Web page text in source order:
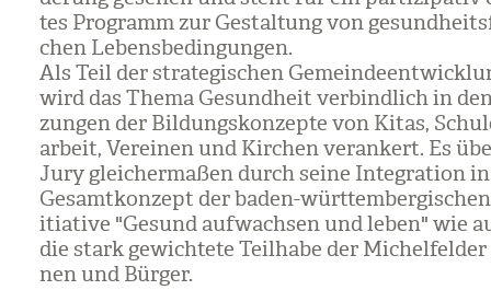
tes Pro­gramm zur Gestal­tung von
chen Lebens­be­din­gun­gen.
Als Teil der stra­te­gi­schen
wird das Thema Gesund­heit ver­bind­lich in
zun­gen der Bil­dungs­kon­zepte von Kitas,
ar­beit, Ver­ei­nen und Kir­chen ver­an­kert. Es
Jury glei­cher­ma­ßen durch seine Inte­gra­tion
Gesamt­kon­zept der baden-
itia­tive "Gesund auf­wach­sen und leben" wie
die stark gewich­tete Teil­habe der
nen und Bür­ger.